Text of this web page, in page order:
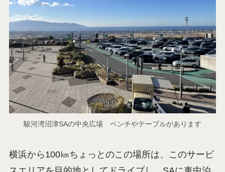
を眺めながら犬達とテイクアウトメニューを楽し
むことができます。
車中泊のとき朝ご飯を食べるスペースとしても最
高ですね！